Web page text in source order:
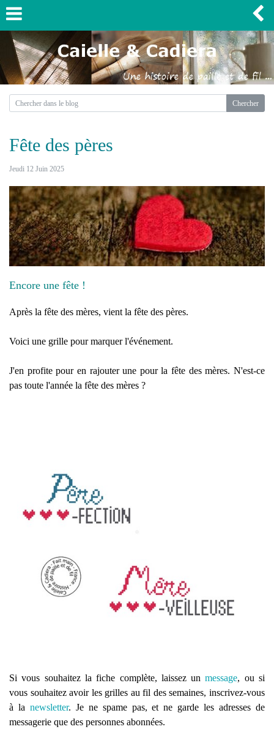
Fête des pères
Jeudi 12 Juin 2025
Encore une fête !
Après la fête des mères, vient la fête des pères.
Voici une grille pour marquer l'événement.
J'en profite pour en rajouter une pour la fête des mères. N'est-ce
pas toute l'année la fête des mères ?
Si vous souhaitez la fiche complète, laissez unmessage, ou si
vous souhaitez avoir les grilles au fil des semaines, inscrivez-vous
à la newsletter. Je ne spame pas, et ne garde les adresses de
messagerie que des personnes abonnées.